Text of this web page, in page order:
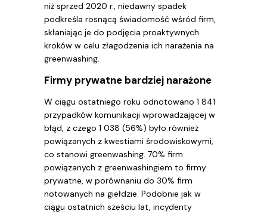
niż sprzed 2020 r., niedawny spadek
podkreśla rosnącą świadomość wśród firm,
skłaniając je do podjęcia proaktywnych
kroków w celu złagodzenia ich narażenia na
greenwashing.
Firmy prywatne bardziej narażone
W ciągu ostatniego roku odnotowano 1 841
przypadków komunikacji wprowadzającej w
błąd, z czego 1 038 (56%) było również
powiązanych z kwestiami środowiskowymi,
co stanowi greenwashing. 70% firm
powiązanych z greenwashingiem to firmy
prywatne, w porównaniu do 30% firm
notowanych na giełdzie. Podobnie jak w
ciągu ostatnich sześciu lat, incydenty